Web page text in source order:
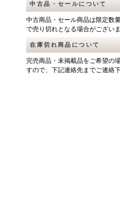
中古品・セールについて
中古商品・セール商品は限定数
で売り切れとなる場合がございま
在庫切れ商品について
完売商品・未掲載品をご希望の
すので、下記連絡先までご連絡下